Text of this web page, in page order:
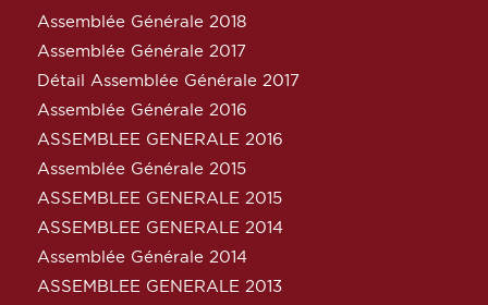
Assemblée Générale 2018
Assemblée Générale 2017
Détail Assemblée Générale 2017
Assemblée Générale 2016
ASSEMBLEE GENERALE 2016
Assemblée Générale 2015
ASSEMBLEE GENERALE 2015
ASSEMBLEE GENERALE 2014
Assemblée Générale 2014
ASSEMBLEE GENERALE 2013